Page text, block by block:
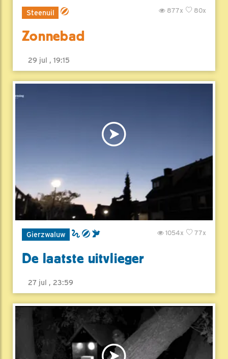
Steenuil 80x
877x
Zonnebad
29 jul , 19:15
Gierzwaluw 77x
1054x
De laatste uitvlieger
27 jul , 23:59